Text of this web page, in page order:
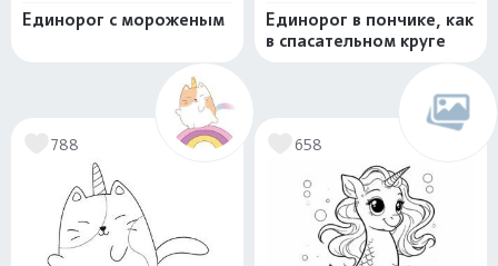
Единорог с мороженым
Единорог в пончике, как
в спасательном круге
788 658